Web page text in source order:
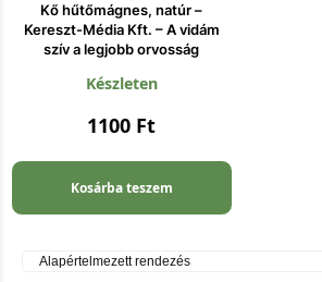
Kő hűtőmágnes, natúr –
Kereszt-Média Kft. – A vidám
szív a legjobb orvosság
Készleten
1100 Ft
Kosárba teszem